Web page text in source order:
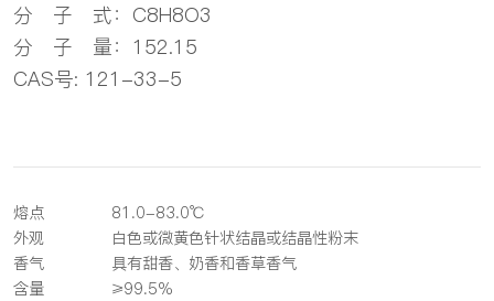
分 子 式：C8H8O3
分 子 量：152.15
CAS号: 121-33-5
熔点
81.0-83.0℃
外观
白色或微黄色针状结晶或结晶性粉末
香气
具有甜香、奶香和香草香气
含量
≥99.5%